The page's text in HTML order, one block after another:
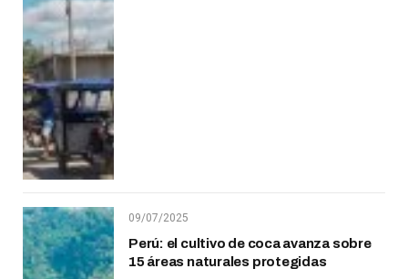
09/07/2025
Perú: el cultivo de coca avanza sobre
15 áreas naturales protegidas